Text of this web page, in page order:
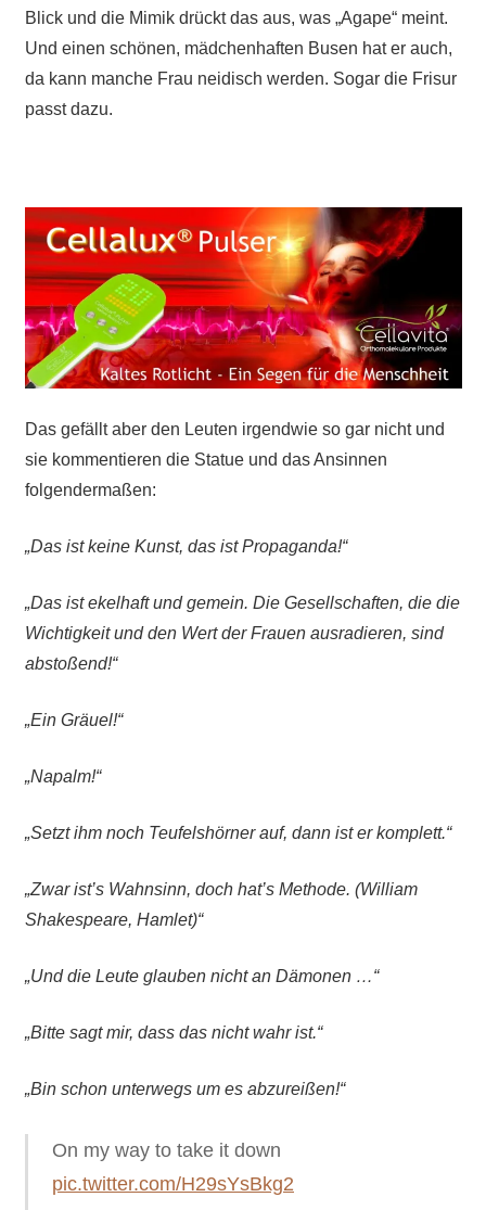
Blick und die Mimik drückt das aus, was „Agape“ meint.
Und einen schönen, mädchenhaften Busen hat er auch,
da kann manche Frau neidisch werden. Sogar die Frisur
passt dazu.
Das gefällt aber den Leuten irgendwie so gar nicht und
sie kommentieren die Statue und das Ansinnen
folgendermaßen:
„Das ist keine Kunst, das ist Propaganda!“
„Das ist ekelhaft und gemein. Die Gesellschaften, die die
Wichtigkeit und den Wert der Frauen ausradieren, sind
abstoßend!“
„Ein Gräuel!“
„Napalm!“
„Setzt ihm noch Teufelshörner auf, dann ist er komplett.“
„Zwar ist’s Wahnsinn, doch hat’s Methode. (William
Shakespeare, Hamlet)“
„Und die Leute glauben nicht an Dämonen …“
„Bitte sagt mir, dass das nicht wahr ist.“
„Bin schon unterwegs um es abzureißen!“
On my way to take it down
pic.twitter.com/H29sYsBkg2